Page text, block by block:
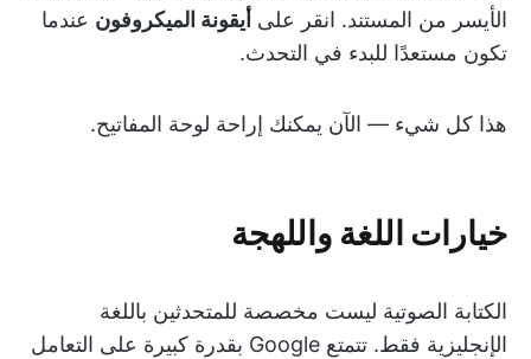
الأيسر من المستند. انقر على أيقونة الميكروفون عندما
تكون مستعدًا للبدء في التحدث.
هذا كل شيء — الآن يمكنك إراحة لوحة المفاتيح.
خيارات اللغة واللهجة
الكتابة الصوتية ليست مخصصة للمتحدثين باللغة
الإنجليزية فقط. تتمتع Google بقدرة كبيرة على التعامل